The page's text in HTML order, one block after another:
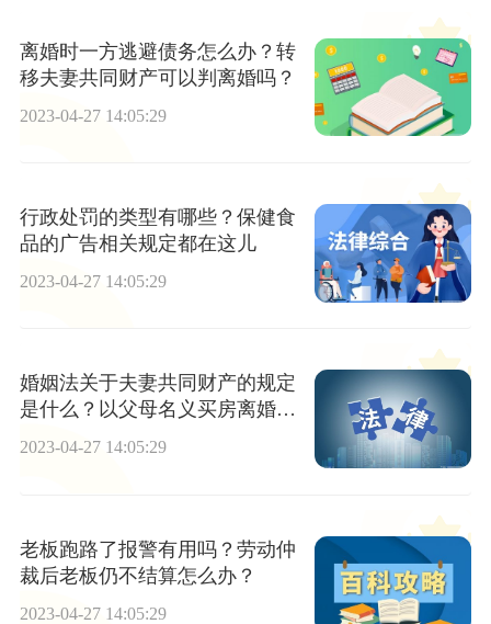
离婚时一方逃避债务怎么办？转
移夫妻共同财产可以判离婚吗？
2023-04-27 14:05:29
行政处罚的类型有哪些？保健食
品的广告相关规定都在这儿
2023-04-27 14:05:29
婚姻法关于夫妻共同财产的规定
是什么？以父母名义买房离婚时
如何分割？
2023-04-27 14:05:29
老板跑路了报警有用吗？劳动仲
裁后老板仍不结算怎么办？
2023-04-27 14:05:29